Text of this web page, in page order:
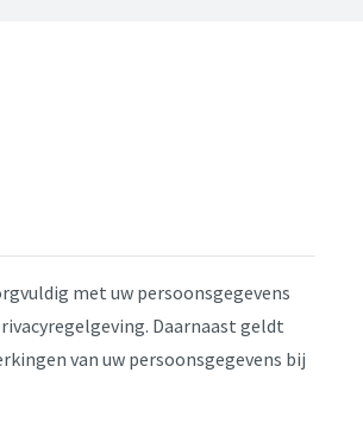
met uw persoonsgegevens
Daarnaast geldt
van uw persoonsgegevens bij